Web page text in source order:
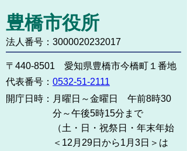
豊橋市役所
法人番号：3000020232017
〒440-8501 愛知県豊橋市今橋町１番地
代表番号： 0532-51-2111
開庁日時： 月曜日～金曜日 午前8時30
分～午後5時15分まで
（土・日・祝祭日・年末年始
＜12月29日から1月3日＞は